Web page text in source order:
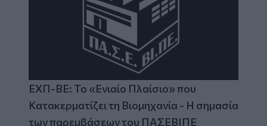
ΕΧΠ-ΒΕ: Το «Ενιαίο Πλαίσιο» που
Κατακερματίζει τη Βιομηχανία - Η σημασία
των παρεμβάσεων του ΠΑΣΕΒΙΠΕ